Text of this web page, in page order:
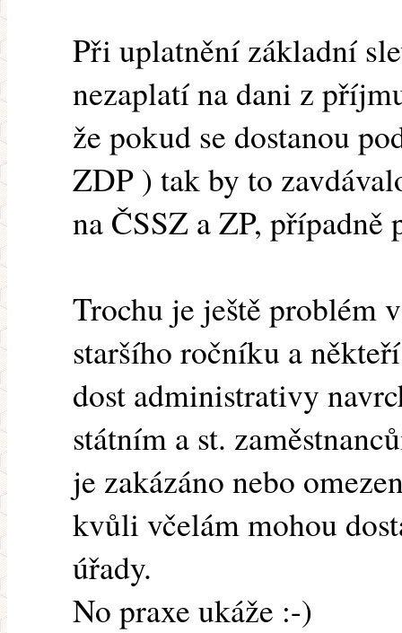
Při uplatnění základní
nezaplatí na dani z
že pokud se dostanou
ZDP ) tak by to
na ČSSZ a ZP,
Trochu je ještě problém
staršího ročníku a
dost administrativy
státním a st.
je zakázáno nebo
kvůli včelám mohou
úřady.
No praxe ukáže :-)